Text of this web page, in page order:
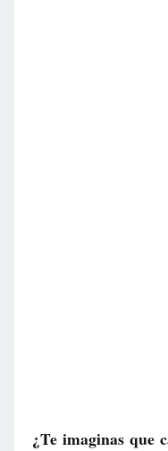
¿Te imaginas que